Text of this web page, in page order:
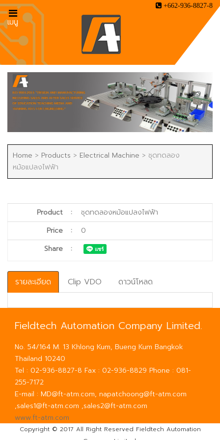
+662-936-8827-8
เมนู
Home > Products > Electrical Machine > ชุดทดลอง
หม้อแปลงไฟฟ้า
Product :
ชุดทดลองหม้อแปลงไฟฟ้า
Price
:
0
Share
:
รายละเอียด Clip VDO ดาวน์โหลด
Fieldtech Automation Company Limited.
No. 54/164 M. 13 Khlong Kum, Bueng Kum Bangkok
Thailand 10240
Tel : 02-936-8827-8 Fax : 02-936-8829 Phone : 081-
255-7172
E-mail : MD@ft-atm.com, napatchoong@ft-atm.com
,sales1@ft-atm.com ,sales2@ft-atm.com
www.ft-atm.com
Copyright © 2017 All Right Reserved Fieldtech Automation